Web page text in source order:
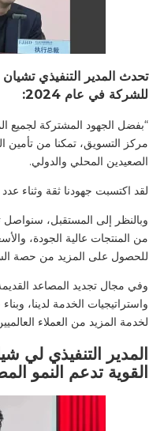
تحدث المدير التنفيذي
للشركة في عام 2024:
“بفضل الجهود المشتركة لجميع
مركز التسويق، تمكنا من تأمين
الصعيدين المحلي والدولي.
لقد اكتسبت جهودنا ثقة وثناء عدد
وبالنظر إلى المستقبل، سنواصل
من المنتجات عالية الجودة،
للحصول على المزيد من حصة
وفي مجال تجديد المصاعد
واستراتيجيات الخدمة لدينا،
لخدمة المزيد من العملاء
المدير التنفيذي لي
القوية تدعم النمو